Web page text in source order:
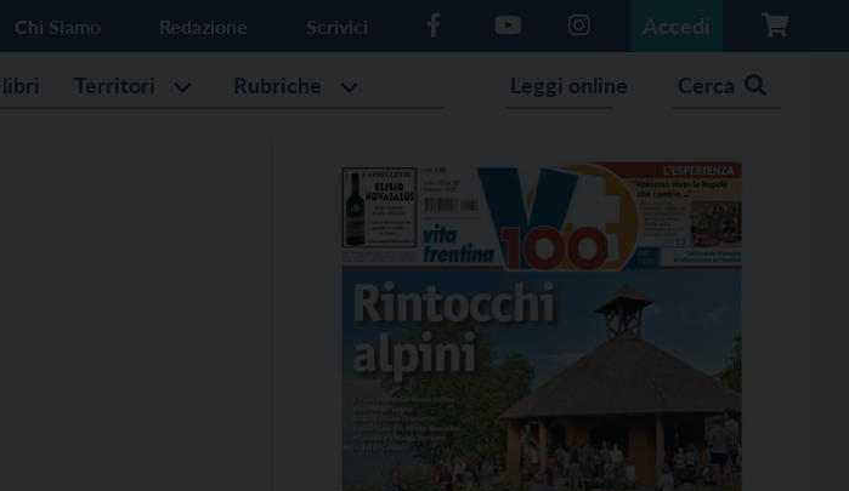
Chi Siamo Redazione Scrivici Accedi
Territori Rubriche Leggi online Cerca